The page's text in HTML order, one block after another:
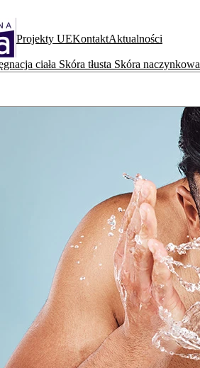
ciała Skóra tłusta Skóra naczynkowa
Projekty UEKontaktAktualności